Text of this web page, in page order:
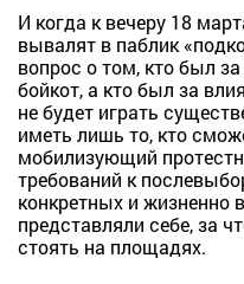
И когда к вечеру 18
вывалят в паблик
вопрос о том, кто был
бойкот, а кто был за
не будет играть
иметь лишь то, кто
мобилизующий
требований к
конкретных и
представляли себе, за
стоять на площадях.